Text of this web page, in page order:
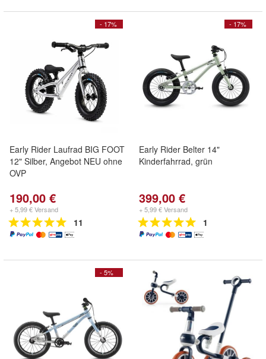
- 17%
Early Rider Laufrad BIG FOOT
12" Silber, Angebot NEU ohne
OVP
190,00 €
+ 5,99 € Versand
11
- 17%
Early Rider Belter 14"
Kinderfahrrad, grün
399,00 €
+ 5,99 € Versand
1
- 5%